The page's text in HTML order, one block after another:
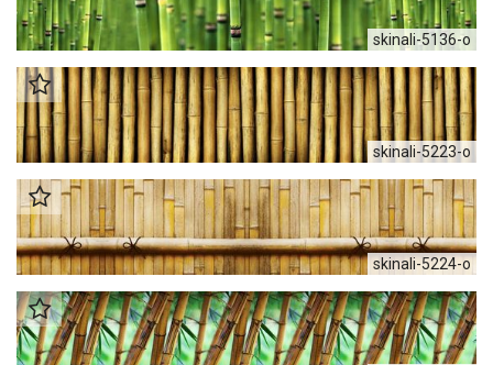
skinali-5136-o
skinali-5223-o
skinali-5224-o